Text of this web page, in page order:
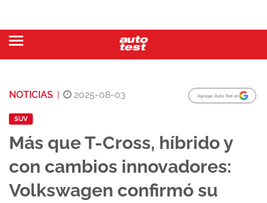
NOTICIAS | 2025-08-03 Agregar Auto Test en
SUV
Más que T-Cross, híbrido y
con cambios innovadores:
Volkswagen confirmó su